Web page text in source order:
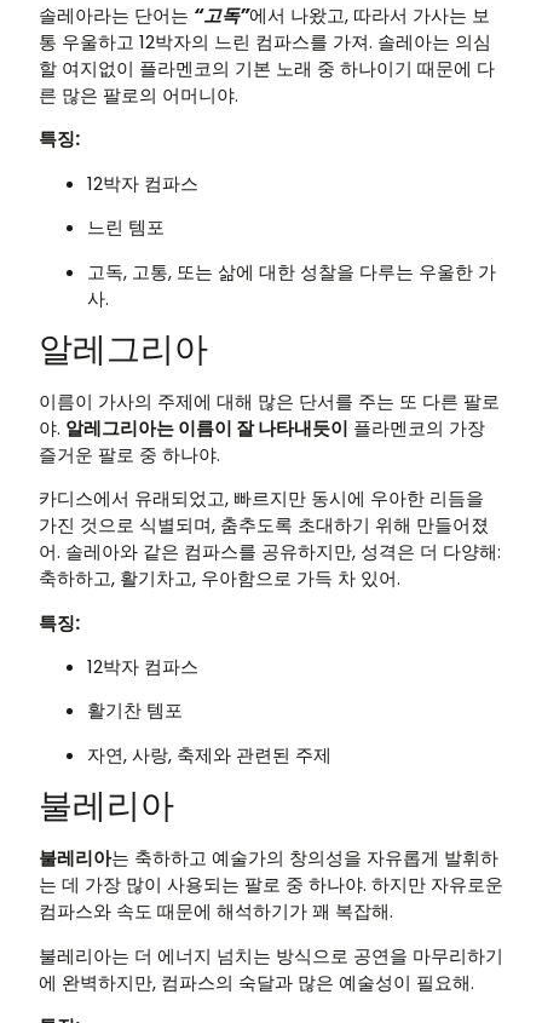
솔레아라는 단어는 “고독”에서 나왔고, 따라서 가사는 보
통 우울하고 12박자의 느린 컴파스를 가져. 솔레아는 의심
할 여지없이 플라멘코의 기본 노래 중 하나이기 때문에 다
른 많은 팔로의 어머니야.
특징:
12박자 컴파스
느린 템포
고독, 고통, 또는 삶에 대한 성찰을 다루는 우울한 가
사.
알레그리아
이름이 가사의 주제에 대해 많은 단서를 주는 또 다른 팔로
야. 알레그리아는 이름이 잘 나타내듯이 플라멘코의 가장
즐거운 팔로 중 하나야.
카디스에서 유래되었고, 빠르지만 동시에 우아한 리듬을
가진 것으로 식별되며, 춤추도록 초대하기 위해 만들어졌
어. 솔레아와 같은 컴파스를 공유하지만, 성격은 더 다양해:
축하하고, 활기차고, 우아함으로 가득 차 있어.
특징:
12박자 컴파스
활기찬 템포
자연, 사랑, 축제와 관련된 주제
불레리아
불레리아는 축하하고 예술가의 창의성을 자유롭게 발휘하
는 데 가장 많이 사용되는 팔로 중 하나야. 하지만 자유로운
컴파스와 속도 때문에 해석하기가 꽤 복잡해.
불레리아는 더 에너지 넘치는 방식으로 공연을 마무리하기
에 완벽하지만, 컴파스의 숙달과 많은 예술성이 필요해.